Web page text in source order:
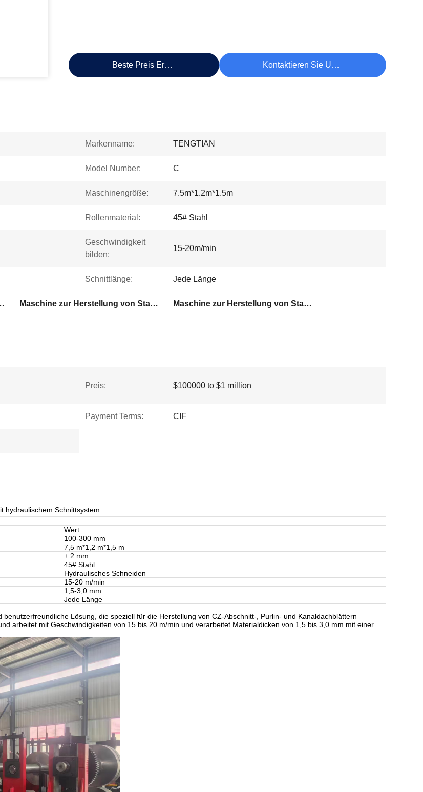
Beste Preis Erhalten Kontaktieren Sie Uns Jetzt
Markenname: TENGTIAN
Model Number: C
Maschinengröße: 7.5m*1.2m*1.5m
Rollenmaterial: 45# Stahl
Geschwindigkeit
bilden:
15-20m/min
Schnittlänge: Jede Länge
von Stahlröhren Maschine zur Herstellung von Stahlrohren mit hydraulischem Schnitt Maschine zur Herstellung von Stahlrohren mit hydraulischem Schnitt
Preis: $100000 to $1 million
Payment Terms: CIF
hydraulischem Schnittsystem
Wert
100-300 mm
7,5 m*1,2 m*1,5 m
± 2 mm
45# Stahl
Hydraulisches Schneiden
15-20 m/min
1,5-3,0 mm
Jede Länge
Lösung, die speziell für die Herstellung von CZ-Abschnitt-, Purlin- und Kanaldachblättern
arbeitet mit Geschwindigkeiten von 15 bis 20 m/min und verarbeitet Materialdicken von 1,5 bis 3,0 mm mit einer